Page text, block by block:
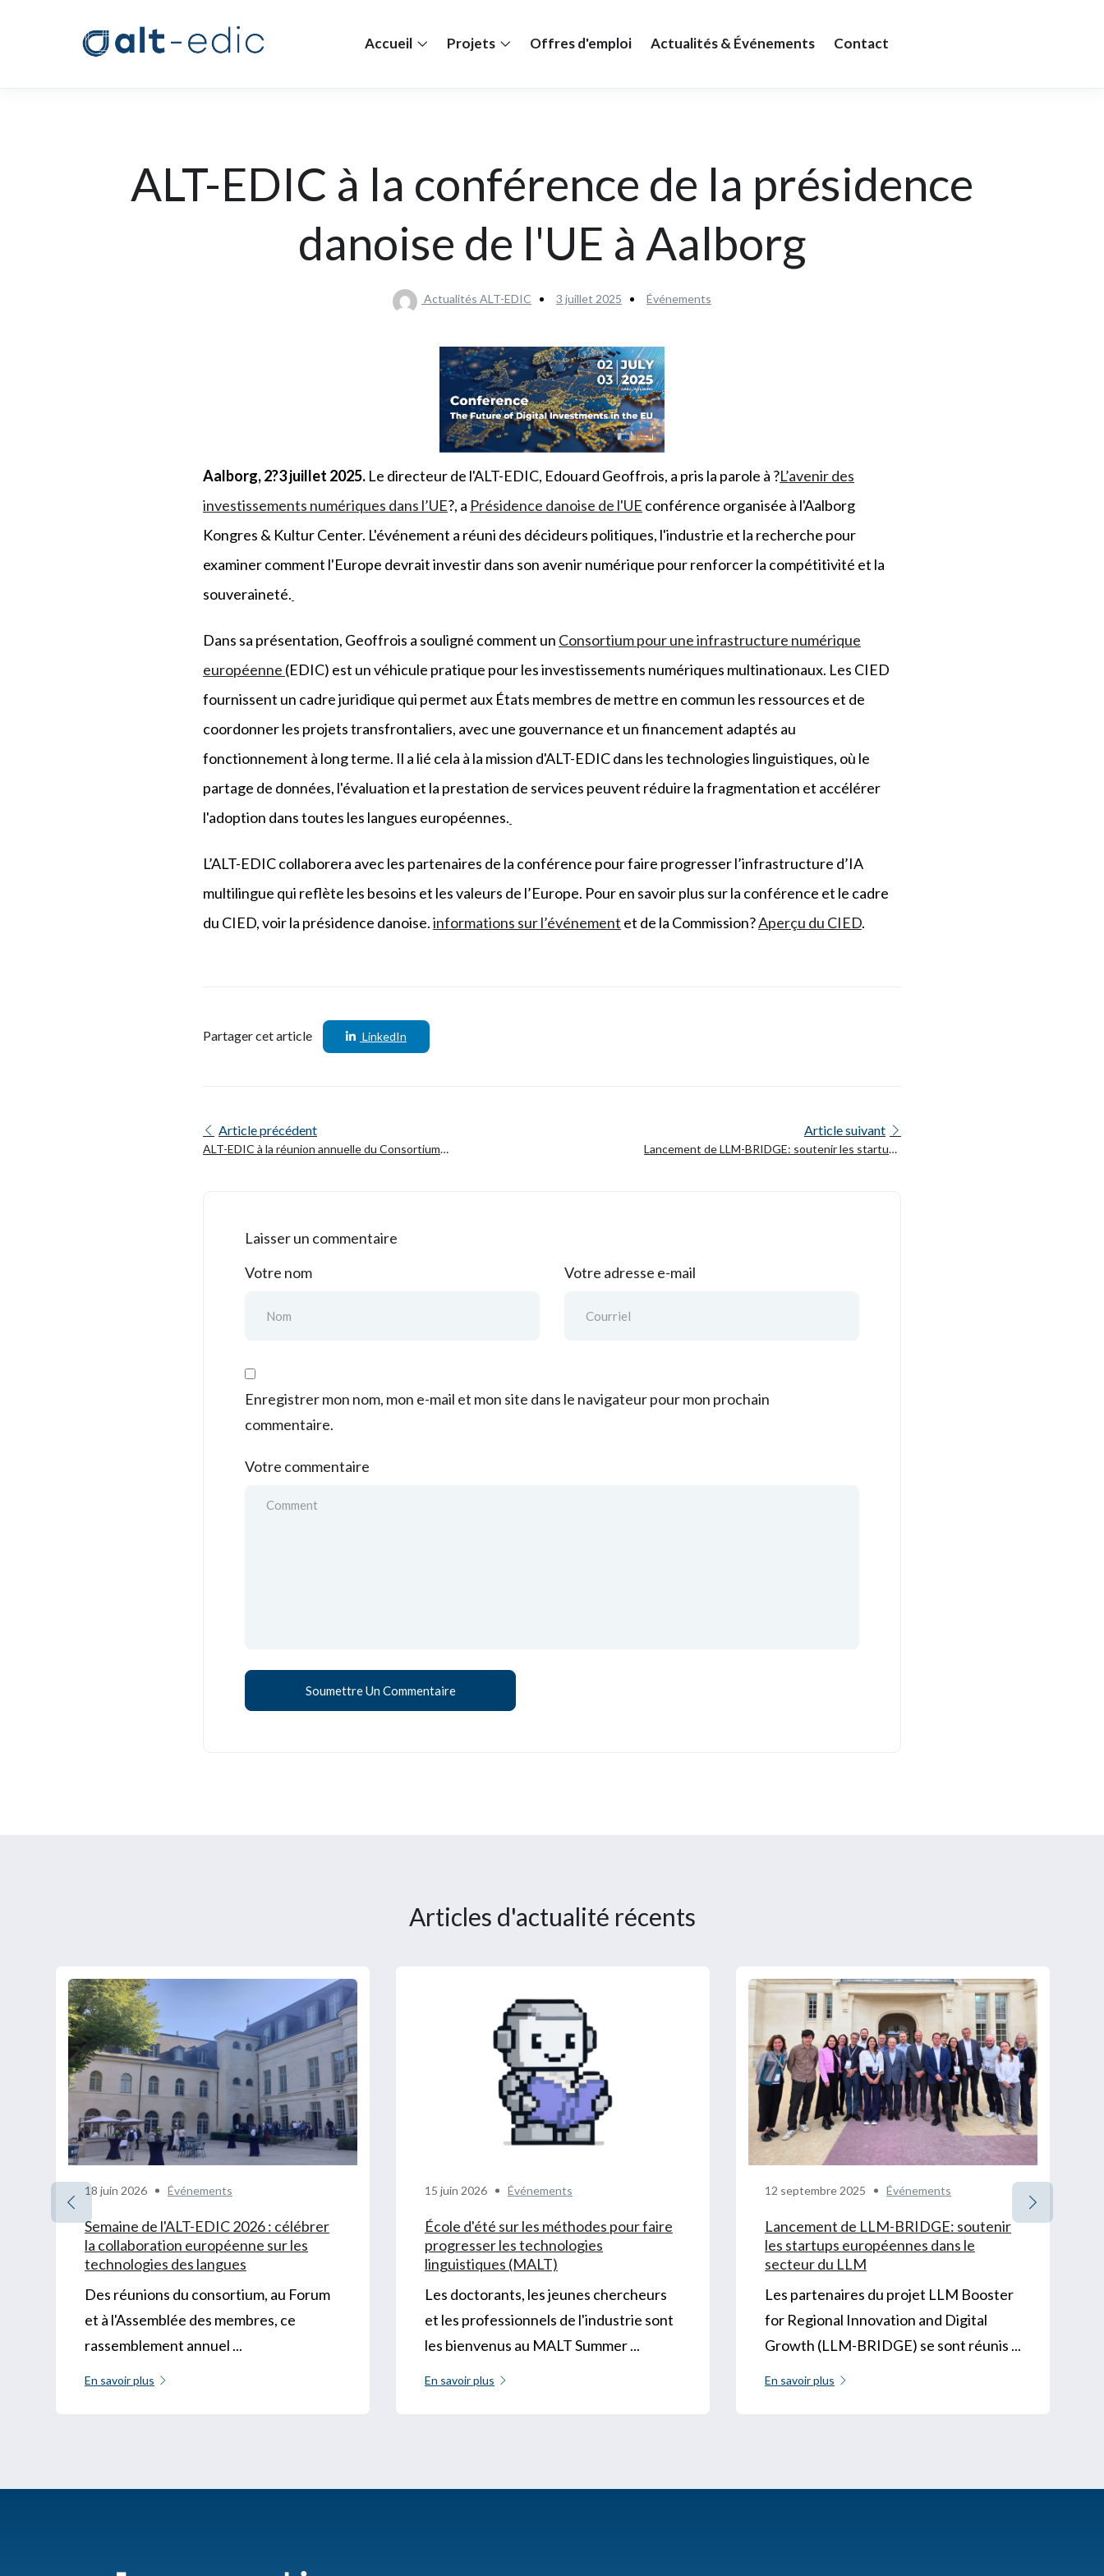
Accueil Projets Offres d'emploi Actualités & Événements Contact
ALT-EDIC à la conférence de la présidence
danoise de l'UE à Aalborg
Actualités ALT-EDIC 3 juillet 2025 Événements
Aalborg, 2?3 juillet 2025. Le directeur de l'ALT-EDIC, Edouard Geoffrois, a pris la parole à ?L’avenir des
investissements numériques dans l’UE?, a Présidence danoise de l'UE conférence organisée à l'Aalborg
Kongres & Kultur Center. L'événement a réuni des décideurs politiques, l'industrie et la recherche pour
examiner comment l'Europe devrait investir dans son avenir numérique pour renforcer la compétitivité et la
souveraineté.
Dans sa présentation, Geoffrois a souligné comment un Consortium pour une infrastructure numérique
européenne (EDIC) est un véhicule pratique pour les investissements numériques multinationaux. Les CIED
fournissent un cadre juridique qui permet aux États membres de mettre en commun les ressources et de
coordonner les projets transfrontaliers, avec une gouvernance et un financement adaptés au
fonctionnement à long terme. Il a lié cela à la mission d'ALT-EDIC dans les technologies linguistiques, où le
partage de données, l'évaluation et la prestation de services peuvent réduire la fragmentation et accélérer
l'adoption dans toutes les langues européennes.
L’ALT-EDIC collaborera avec les partenaires de la conférence pour faire progresser l’infrastructure d’IA
multilingue qui reflète les besoins et les valeurs de l’Europe. Pour en savoir plus sur la conférence et le cadre
du CIED, voir la présidence danoise.informations sur l’événement et de la Commission?Aperçu du CIED.
Partager cet article LinkedIn
Article précédent
ALT-EDIC à la réunion annuelle du Consortium
Article suivant
Lancement de LLM-BRIDGE: soutenir les startups
Laisser un commentaire
Votre nom
Votre adresse e-mail
Enregistrer mon nom, mon e-mail et mon site dans le navigateur pour mon prochain
commentaire.
Votre commentaire
Articles d'actualité récents
18 juin 2026 Événements
Semaine de l'ALT-EDIC 2026 : célébrer
la collaboration européenne sur les
technologies des langues
Des réunions du consortium, au Forum
et à l'Assemblée des membres, ce
rassemblement annuel ...
En savoir plus
15 juin 2026 Événements
École d'été sur les méthodes pour faire
progresser les technologies
linguistiques (MALT)
Les doctorants, les jeunes chercheurs
et les professionnels de l'industrie sont
les bienvenus au MALT Summer ...
En savoir plus
12 septembre 2025 Événements
Lancement de LLM-BRIDGE: soutenir
les startups européennes dans le
secteur du LLM
Les partenaires du projet LLM Booster
for Regional Innovation and Digital
Growth (LLM-BRIDGE) se sont réunis ...
En savoir plus